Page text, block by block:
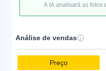
A IA analisará as fotos
Análise de vendas
Preço